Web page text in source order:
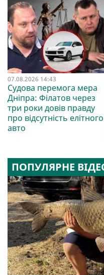
07.08.2026 14:43
Судова перемога мера
Дніпра: Філатов через
три роки довів правду
про відсутність елітного
авто
ПОПУЛЯРНЕ